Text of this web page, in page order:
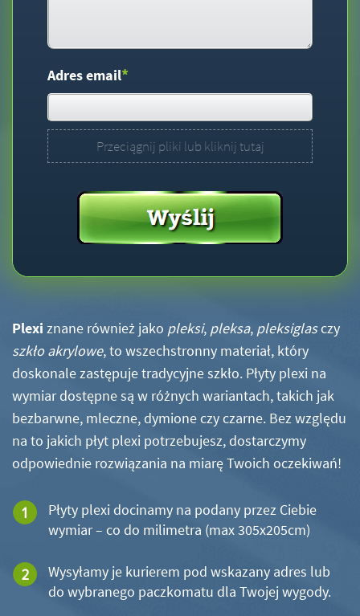
Adres email*
Przeciągnij pliki lub kliknij tutaj
Plexi znane również jako pleksi, pleksa, pleksiglasczy
szkło akrylowe, to wszechstronny materiał, który
doskonale zastępuje tradycyjne szkło. Płyty plexi na
wymiar dostępne są w różnych wariantach, takich jak
bezbarwne, mleczne, dymione czy czarne. Bez względu
na to jakich płyt plexi potrzebujesz, dostarczymy
odpowiednie rozwiązania na miarę Twoich oczekiwań!
Płyty plexi docinamy na podany przez Ciebie
wymiar – co do milimetra (max 305x205cm)
Wysyłamy je kurierem pod wskazany adres lub
do wybranego paczkomatu dla Twojej wygody.